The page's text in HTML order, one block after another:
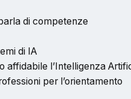
di competenze
di IA
affidabile l’Intelligenza
per l’orientamento